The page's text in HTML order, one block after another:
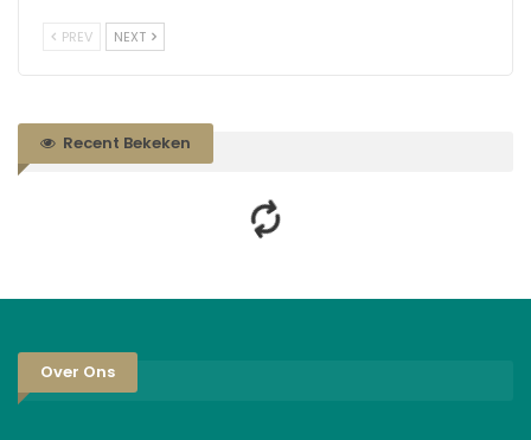
PREV NEXT
Recent Bekeken
Over Ons